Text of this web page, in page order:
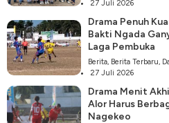
27 Juli 2026
Drama Penuh
Bakti Ngada
Laga Pembuka
Berita, Berita Terbaru,
27 Juli 2026
Drama Menit
Alor Harus
Nagekeo